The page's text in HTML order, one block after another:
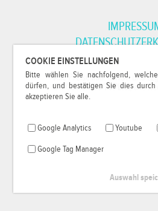
COOKIE EINSTELLUNGEN
Bitte wählen Sie nachfolgend,
dürfen, und bestätigen Sie dies durch
akzeptieren Sie alle.
Google Analytics Youtube
Google Tag Manager
*Alle Preise inkl. MwSt. und
© 2000-2026 79Pixel, alle